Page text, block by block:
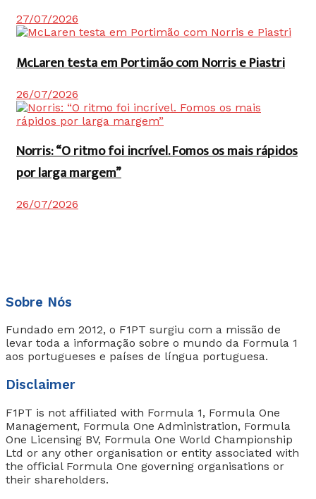
27/07/2026
McLaren testa em Portimão com Norris e Piastri
26/07/2026
Norris: “O ritmo foi incrível. Fomos os mais rápidos
por larga margem”
26/07/2026
Sobre Nós
Fundado em 2012, o F1PT surgiu com a missão de
levar toda a informação sobre o mundo da Formula 1
aos portugueses e países de língua portuguesa.
Disclaimer
F1PT is not affiliated with Formula 1, Formula One
Management, Formula One Administration, Formula
One Licensing BV, Formula One World Championship
Ltd or any other organisation or entity associated with
the official Formula One governing organisations or
their shareholders.